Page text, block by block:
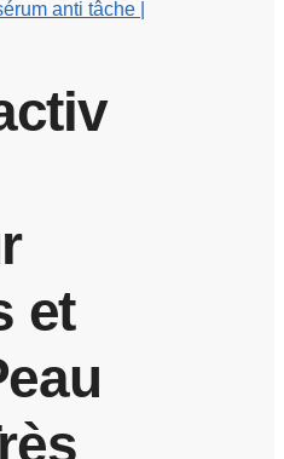
anti tâche |
et